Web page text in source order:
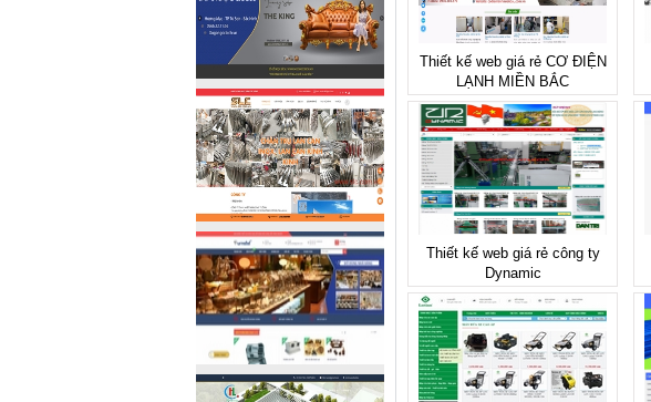
Thiết kế web giá rẻ CƠ ĐIỆN
LẠNH MIỀN BẮC
Thiết kế web giá rẻ công ty
Dynamic